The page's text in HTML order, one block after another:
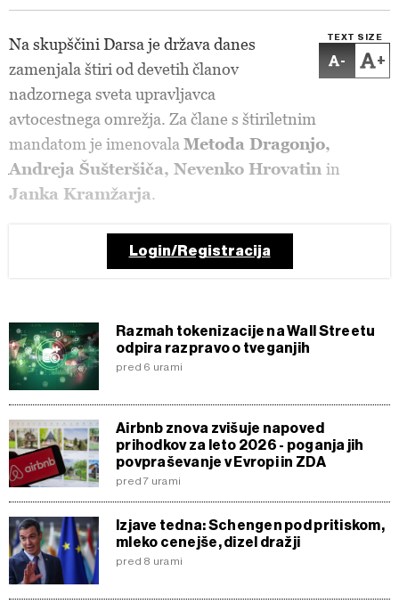
TEXT SIZE
- +
Na skupščini Darsa je država danes
zamenjala štiri od devetih članov
nadzornega sveta upravljavca
avtocestnega omrežja. Za člane s štiriletnim
mandatom je imenovala Metoda Dragonjo,
Andreja Šušteršiča, Nevenko Hrovatin in
Janka Kramžarja.
Login/Registracija
Razmah tokenizacije na Wall Streetu
odpira razpravo o tveganjih
pred 6 urami
Airbnb znova zvišuje napoved
prihodkov za leto 2026 - poganja jih
povpraševanje v Evropi in ZDA
pred 7 urami
Izjave tedna: Schengen pod pritiskom,
mleko cenejše, dizel dražji
pred 8 urami